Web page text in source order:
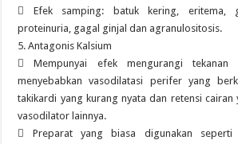
 Efek samping: batuk kering, eritema,
proteinuria, gagal ginjal dan agranulositosis.
5. Antagonis Kalsium
 Mempunyai efek mengurangi tekanan
menyebabkan vasodilatasi perifer yang
takikardi yang kurang nyata dan retensi
vasodilator lainnya.
 Preparat yang biasa digunakan seperti